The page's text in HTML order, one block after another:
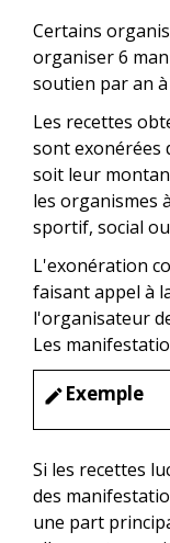
Certains
organiser 6
soutien par an
Les recettes
sont exonérées
soit leur
les organismes
sportif, social
L'exonération
faisant appel à
l'organisateur
Les
edit Exemple
Si les recettes
des
une part